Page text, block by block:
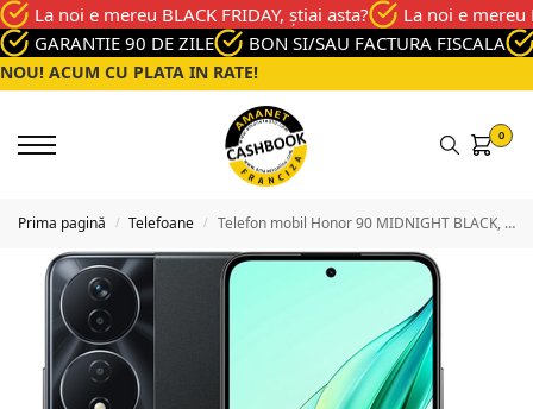
La noi e mereu BLACK FRIDAY, știai asta?
La noi e mereu
GARANTIE 90 DE ZILE
BON SI/SAU FACTURA FISCALA
NOU! ACUM CU PLATA IN RATE!
0
Prima pagină / Telefoane / Telefon mobil Honor 90 MIDNIGHT BLACK, 512 GB, Excelenta